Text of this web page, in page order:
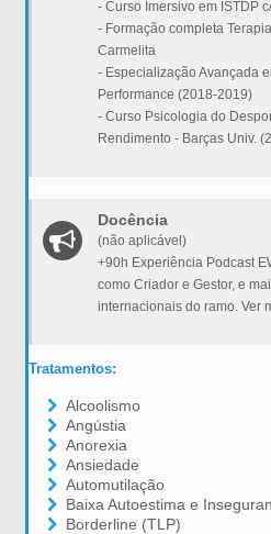
- Curso Imersivo em ISTDP
- Formação completa
Carmelita
- Especialização Avançada
Performance (2018-2019)
- Curso Psicologia do
Rendimento - Barças Univ.
Docência
(não aplicável)
+90h Experiência Podcast
como Criador e Gestor, e
internacionais do ramo. Ver
Tratamentos:
Alcoolismo
Angústia
Anorexia
Ansiedade
Automutilação
Baixa Autoestima e
Borderline (TLP)